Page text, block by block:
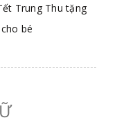
Trung Thu tặng
bé